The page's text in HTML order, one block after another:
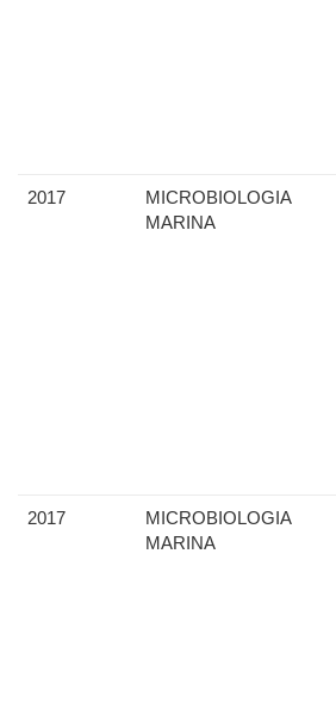
2017
MICROBIOLOGIA
MARINA
2017
MICROBIOLOGIA
MARINA